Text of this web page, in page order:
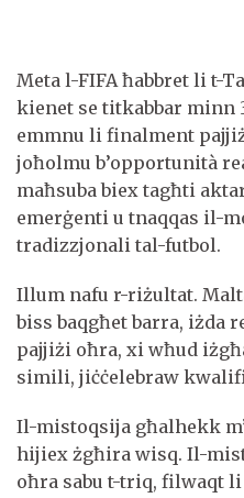
Meta l-FIFA ħabbret li t-
kienet se titkabbar minn
emmnu li finalment
joħolmu b’opportunità
maħsuba biex tagħti
emerġenti u tnaqqas il-
tradizzjonali tal-futbol.
Illum nafu r-riżultat.
biss baqgħet barra, iżda
pajjiżi oħra, xi wħud
simili, jiċċelebraw
Il-mistoqsija għalhekk
hijiex żgħira wisq. Il-
oħra sabu t-triq, filwaqt